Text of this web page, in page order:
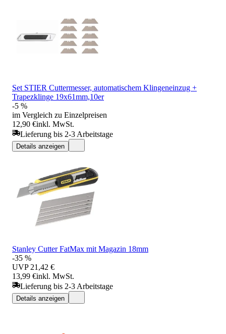
Set STIER Cuttermesser, automatischem Klingeneinzug +
Trapezklinge 19x61mm,10er
-5 %
im Vergleich zu Einzelpreisen
12,90 €inkl. MwSt.
Lieferung bis 2-3 Arbeitstage
Details anzeigen
Stanley Cutter FatMax mit Magazin 18mm
-35 %
UVP 21,42 €
13,99 €inkl. MwSt.
Lieferung bis 2-3 Arbeitstage
Details anzeigen